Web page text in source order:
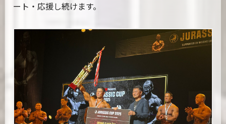
ート・応援し続けます。